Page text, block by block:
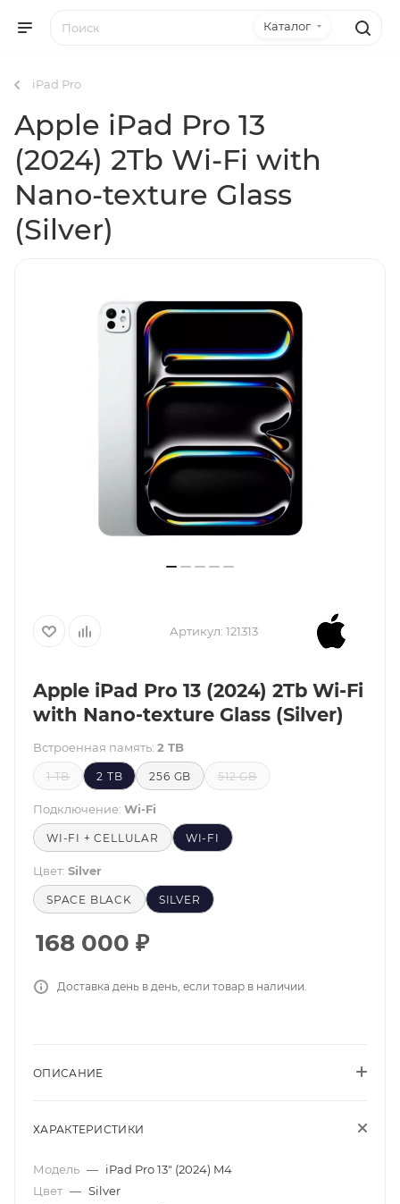
Каталог
iPad Pro
Apple iPad Pro 13
(2024) 2Tb Wi-Fi with
Nano-texture Glass
(Silver)
Артикул: 121313
Apple iPad Pro 13 (2024) 2Tb Wi-Fi
with Nano-texture Glass (Silver)
Встроенная память: 2 TB
1 TB 2 TB 256 GB 512 GB
Подключение: Wi-Fi
WI-FI + CELLULAR WI-FI
Цвет: Silver
SPACE BLACK SILVER
168 000 ₽
Доставка день в день, если товар в наличии.
ОПИСАНИЕ
ХАРАКТЕРИСТИКИ
Модель — iPad Pro 13" (2024) M4
Цвет — Silver